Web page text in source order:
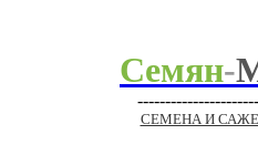
Семян-
СЕМЕНА И